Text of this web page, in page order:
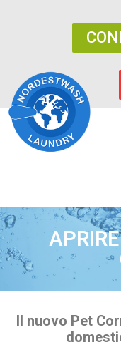
Il nuovo Pet